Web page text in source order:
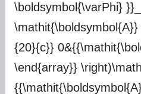
\boldsymbol{\varPhi}
{20}{c}}
\end{array}}